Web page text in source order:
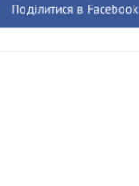
Поділитися в Facebook